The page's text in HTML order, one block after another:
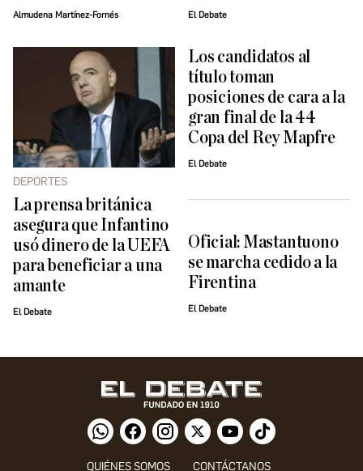
Almudena Martínez-Fornés El Debate
DEPORTES
La prensa británica
asegura que Infantino
usó dinero de la UEFA
para beneficiar a una
amante
El Debate
Los candidatos al
título toman
posiciones de cara a la
gran final de la 44
Copa del Rey Mapfre
El Debate
Oficial: Mastantuono
se marcha cedido a la
Firentina
El Debate
QUIÉNES SOMOS CONTÁCTANOS